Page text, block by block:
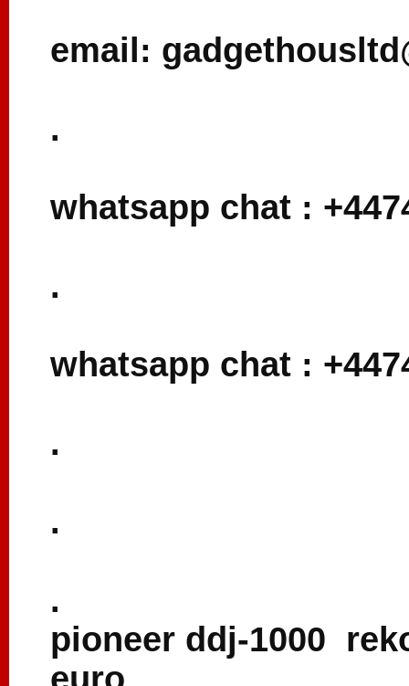
email:
.
whatsapp chat :
.
whatsapp chat :
.
.
.
pioneer ddj-1000